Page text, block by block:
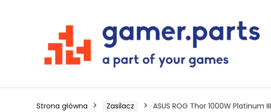
Strona główna Zasilacz ASUS ROG Thor 1000W Platinum III